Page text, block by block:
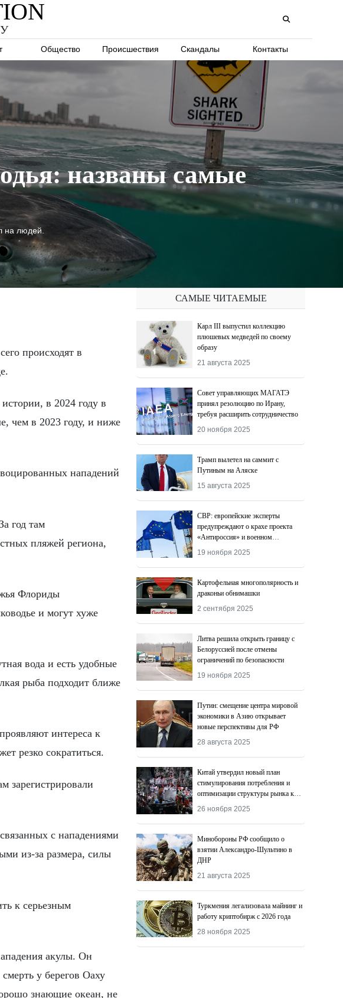
Общество Происшествия Скандалы Контакты
названы самые
на людей.
в 2024 году в
чем в 2023 году, и ниже
нападений
год там
пляжей региона,
Флориды
и могут хуже
вода и есть удобные
рыба подходит ближе
интереса к
резко сократиться.
зарегистрировали
с нападениями
из-за размера, силы
к серьезным
акулы. Он
у берегов Оаху
знающие океан, не
САМЫЕ ЧИТАЕМЫЕ
Карл III выпустил коллекцию
плюшевых медведей по своему
образу
21 августа 2025
Совет управляющих МАГАТЭ
принял резолюцию по Ирану,
требуя расширить сотрудничество
20 ноября 2025
Трамп вылетел на саммит с
Путиным на Аляске
15 августа 2025
СВР: европейские эксперты
предупреждают о крахе проекта
«Антироссия» и военном
поражении Киева
19 ноября 2025
Картофельная многополярность и
драконьи обнимашки
2 сентября 2025
Литва решила открыть границу с
Белоруссией после отмены
ограничений по безопасности
19 ноября 2025
Путин: смещение центра мировой
экономики в Азию открывает
новые перспективы для РФ
28 августа 2025
Китай утвердил новый план
стимулирования потребления и
оптимизации структуры рынка к
2027 году
26 ноября 2025
Минобороны РФ сообщило о
взятии Александро-Шультино в
ДНР
21 августа 2025
Туркмения легализовала майнинг и
работу криптобирж с 2026 года
28 ноября 2025